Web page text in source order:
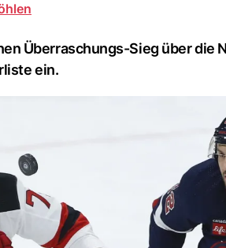
Überraschungs-Sieg über die
ein.